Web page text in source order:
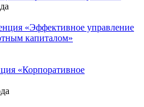
«Эффективное управление
капиталом»
«Корпоративное